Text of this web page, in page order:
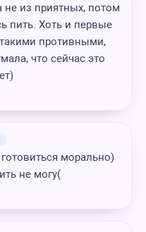
не из приятных, потом
пить. Хоть и первые
противными,
что сейчас это
морально)
не могу(